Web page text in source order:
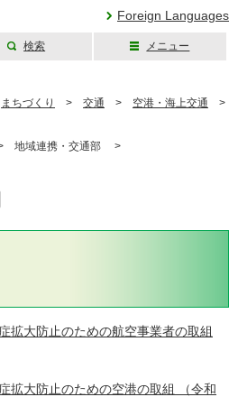
Foreign Languages
検索 メニュー
まちづくり > 交通 > 空港・海上交通 >
地域連携・交通部 >
拡大防止のための航空事業者の取組
拡大防止のための空港の取組
（令和